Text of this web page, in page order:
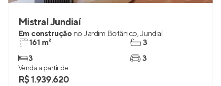
Mistral Jundiaí
Em construçãono Jardim Botânico,Jundiaí
161 m²
3
3
3
Venda a partir de
R$ 1.939.620